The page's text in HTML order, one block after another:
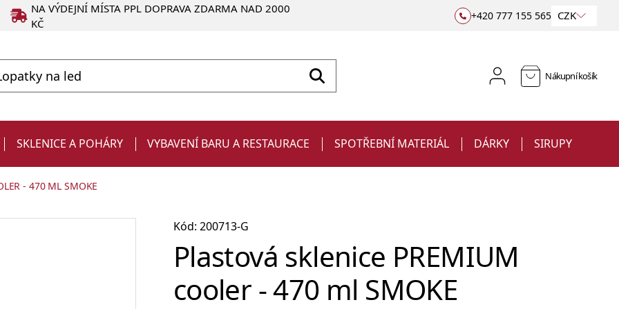
NA VÝDEJNÍ MÍSTA PPL DOPRAVA ZDARMA NAD 2000
KČ
+420 777 155 565 CZK
Nákupní košík
Jiggery a odměrky
SKLENICE A POHÁRY
Sklenice
na víno
VYBAVENÍ BARU A RESTAURACE
Chladiče na víno a zásobníky Barové podložky a rohože
SPOTŘEBNÍ MATERIÁL
Ubrousky
DÁRKY
Sklenice s potiskem
SIRUPY
- 470 ML SMOKE
Kód: 200713-G
Plastová sklenice PREMIUM
cooler - 470 ml SMOKE